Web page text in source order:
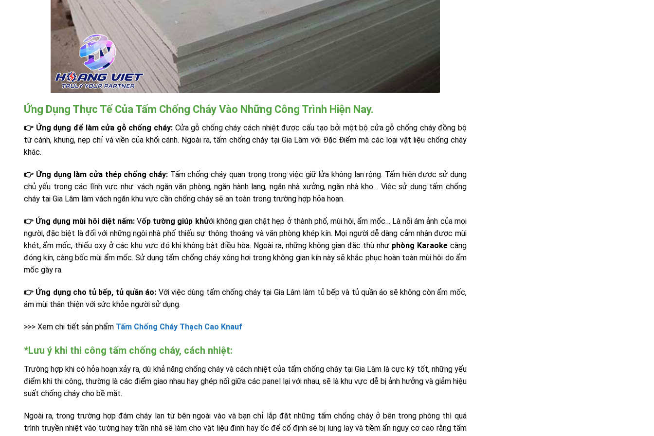
Ứng Dụng Thực Tế Của Tấm Chống Cháy Vào Những Công Trình Hiện Nay.
👉 Ứng dụng để làm cửa gỗ chống cháy:Cửa gỗ chống cháy cách nhiệt được cấu tạo bởi một bộ cửa gỗ chống cháy đồng bộ
từ cánh, khung, nẹp chỉ và viền của khối cánh. Ngoài ra, tấm chống cháy tại Gia Lâm với Đặc Điểm mà các loại vật liệu chống cháy
khác.
👉 Ứng dụng làm cửa thép chống cháy: Tấm chống cháy quan trọng trong việc giữ lửa không lan rộng. Tấm hiện được sử dụng
chủ yếu trong các lĩnh vực như: vách ngăn văn phòng, ngăn hành lang, ngăn nhà xưởng, ngăn nhà kho… Việc sử dụng tấm chống
cháy tại Gia Lâm làm vách ngăn khu vực cần chống cháy sẽ an toàn trong trường hợp hỏa hoạn.
👉 Ứng dụng mùi hôi diệt nấm:Vốp tường giúp khửới không gian chật hẹp ở thành phố, mùi hôi, ẩm mốc… Là nỗi ám ảnh của mọi
người, đặc biệt là đối với những ngôi nhà phố thiếu sự thông thoáng và văn phòng khép kín. Mọi người dễ dàng cảm nhận được mùi
khét, ẩm mốc, thiếu oxy ở các khu vực đó khi không bật điều hòa. Ngoài ra, những không gian đặc thù như phòng Karaoke càng
đóng kín, càng bốc mùi ẩm mốc. Sử dụng tấm chống cháy xông hơi trong không gian kín này sẽ khắc phục hoàn toàn mùi hôi do ẩm
mốc gây ra.
👉 Ứng dụng cho tủ bếp, tủ quần áo: Với việc dùng tấm chống cháy tại Gia Lâm làm tủ bếp và tủ quần áo sẽ không còn ẩm mốc,
ám mùi thân thiện với sức khỏe người sử dụng.
>>> Xem chi tiết sản phẩm Tấm Chống Cháy Thạch Cao Knauf
*Lưu ý khi thi công tấm chống cháy, cách nhiệt:
Trường hợp khi có hỏa hoạn xảy ra, dù khả năng chống cháy và cách nhiệt của tấm chống cháy tại Gia Lâm là cực kỳ tốt, những yếu
điểm khi thi công, thường là các điểm giao nhau hay ghép nối giữa các panel lại với nhau, sẽ là khu vực dễ bị ảnh hưởng và giảm hiệu
suất chống cháy cho bề mặt.
Ngoài ra, trong trường hợp đám cháy lan từ bên ngoài vào và bạn chỉ lắp đặt những tấm chống cháy ở bên trong phòng thì quá
trình truyền nhiệt vào tường hay trần nhà sẽ làm cho vật liệu đinh hay ốc để cố định sẽ bị lung lay và tiềm ẩn nguy cơ cao rằng tấm